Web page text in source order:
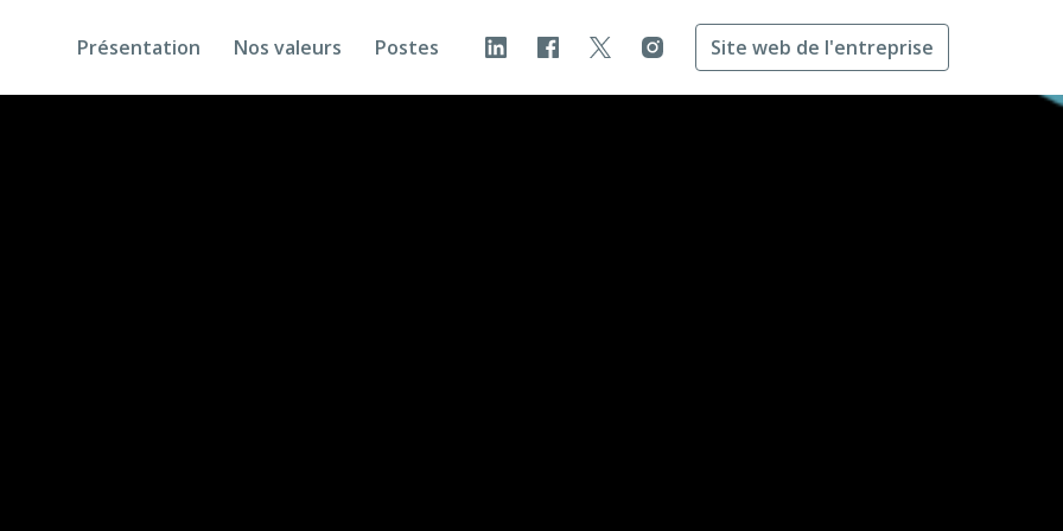
Présentation Nos valeurs Postes Site web de l'entreprise